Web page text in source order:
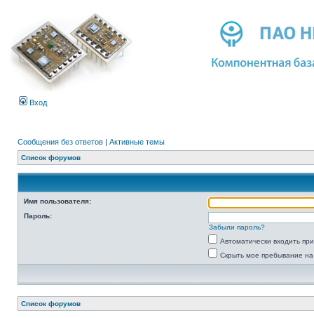
Вход
Сообщения без ответов | Активные темы
Список форумов
Имя пользователя:
Пароль:
Забыли пароль?
Автоматически входить
Скрыть мое пребывание
Список форумов